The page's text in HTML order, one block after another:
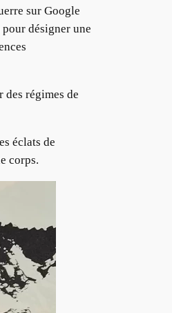
sur Google
désigner une
régimes de
éclats de
corps.